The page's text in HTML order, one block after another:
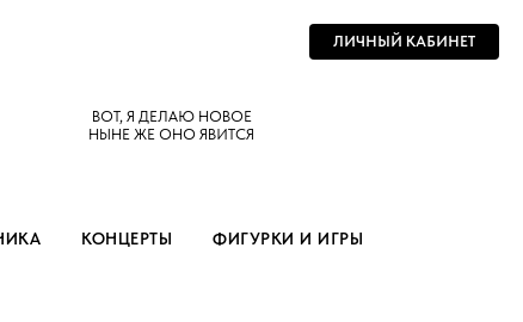
ВОТ, Я ДЕЛАЮ НОВОЕ
НЫНЕ ЖЕ ОНО ЯВИТСЯ
КОНЦЕРТЫ ФИГУРКИ И ИГРЫ
ЛИЧНЫЙ КАБИНЕТ